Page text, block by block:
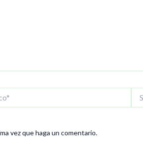
vez que haga un comentario.